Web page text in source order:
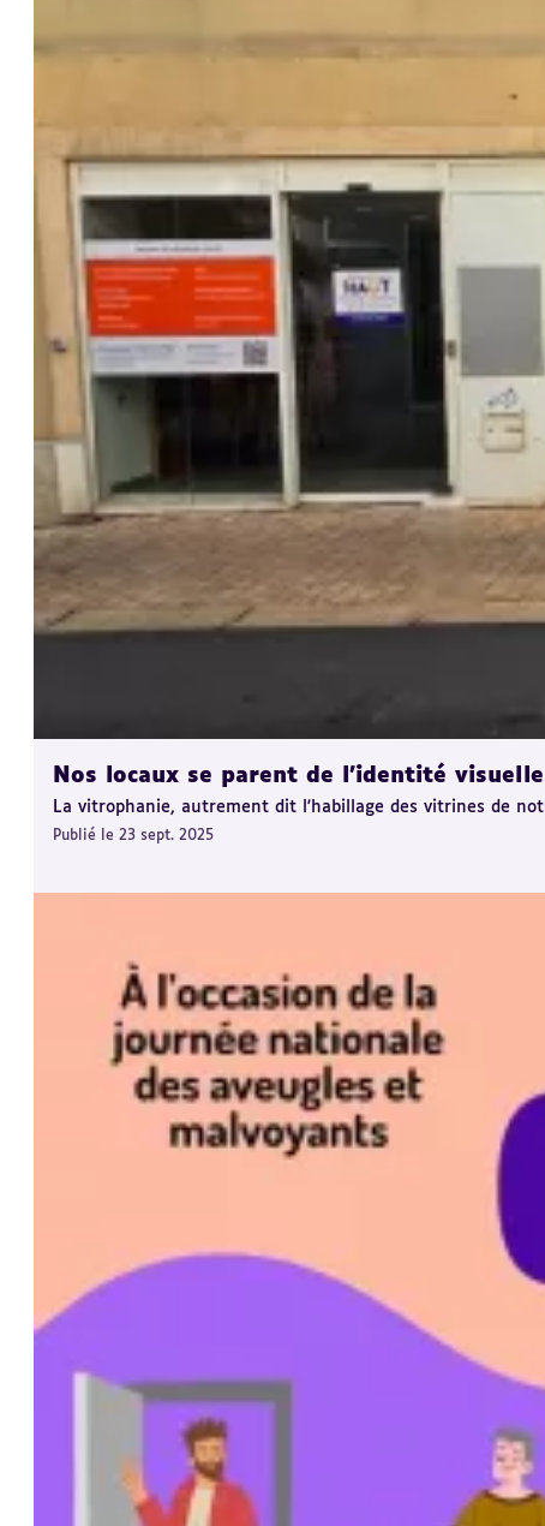
Nos locaux se parent de l'identité
La vitrophanie, autrement dit l'habillage des vitrines de
Publié le 23 sept. 2025